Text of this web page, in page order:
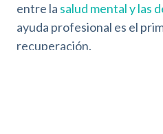
entre la salud mental y las
ayuda profesional es el
recuperación.